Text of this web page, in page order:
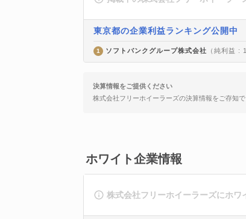
東京都の企業利益ランキング公開中
1 ソフトバンクグループ株式会社 （純利益 :
決算情報をご提供ください
株式会社フリーホイーラーズの決算情報をご存知
ホワイト企業情報
株式会社フリーホイーラーズにホワ